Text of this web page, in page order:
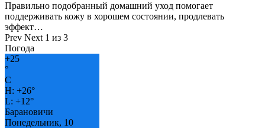
Правильно подобранный домашний уход помогает
поддерживать кожу в хорошем состоянии, продлевать
эффект…
Prev Next 1 из 3
Погода
+25
°
C
H: +26°
L: +12°
Барановичи
Понедельник, 10